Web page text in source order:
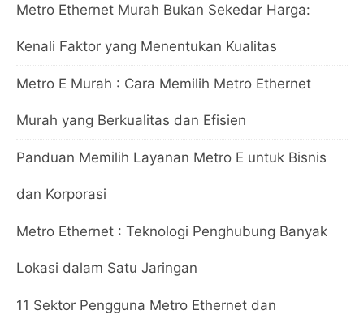
Metro Ethernet Murah Bukan Sekedar Harga:
Kenali Faktor yang Menentukan Kualitas
Metro E Murah : Cara Memilih Metro Ethernet
Murah yang Berkualitas dan Efisien
Panduan Memilih Layanan Metro E untuk Bisnis
dan Korporasi
Metro Ethernet : Teknologi Penghubung Banyak
Lokasi dalam Satu Jaringan
11 Sektor Pengguna Metro Ethernet dan